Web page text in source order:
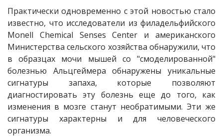
Практически одновременно с этой новостью стало
известно, что исследователи из филадельфийского
Monell Chemical Senses Center и американского
Министерства сельского хозяйства обнаружили, что
в образцах мочи мышей со "смоделированной"
болезнью Альцгеймера обнаружены уникальные
сигнатуры запаха, которые позволяют
диагностировать эту болезнь еще до того, как
изменения в мозге станут необратимыми. Эти же
сигнатуры характерны и для человеческого
организма.